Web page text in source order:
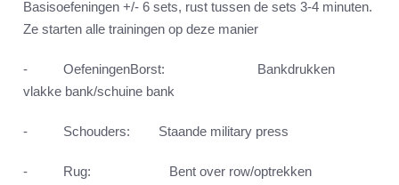
Basisoefeningen +/- 6 sets, rust tussen de sets 3-4 minuten.
Ze starten alle trainingen op deze manier
- OefeningenBorst: Bankdrukken
vlakke bank/schuine bank
- Schouders: Staande military press
- Rug: Bent over row/optrekken